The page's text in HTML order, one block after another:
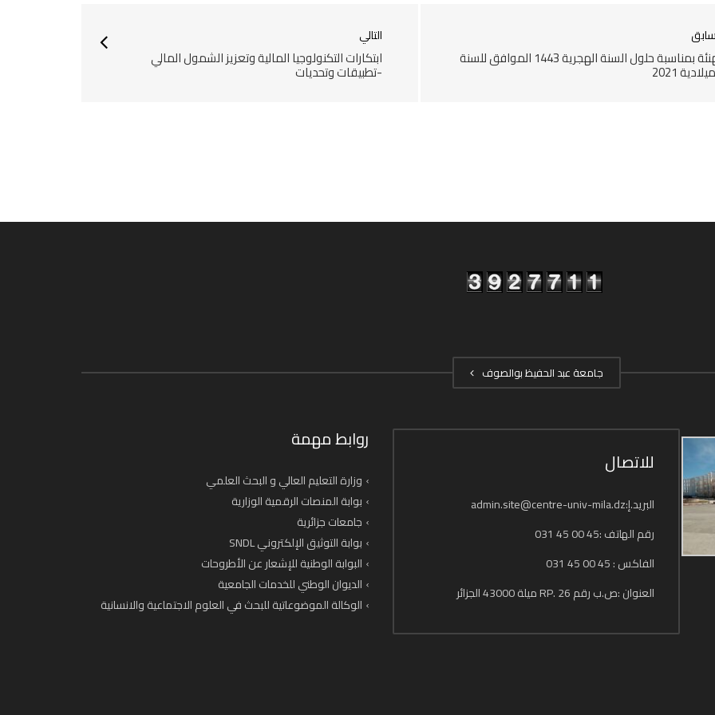
التالي
ابتكارات التكنولوجيا المالية وتعزيز الشمول المالي
-تطبيقات وتحديات
تهنئة بمناسبة حلول السنة الهجرية 1443 الموافق للسنة
2021
جامعة عبد الحفيظ بوالصوف
روابط مهمة
وزارة التعليم العالي و البحث العلمي
بوابة المنصات الرقمية الوزارية
جامعات جزائرية
بوابة التوثيق الإلكتروني SNDL
البوابة الوطنية للإشعار عن الأطروحات
الديوان الوطني للخدمات الجامعية
الوكالة الموضوعاتية للبحث في العلوم الاجتماعية والانسانية
للاتصال
البريد.إ:admin.site@centre-univ-mila.dz
رقم الهاتف :45 00 45 031
الفاكس : 45 00 45 031
العنوان :ص.ب رقم 26 .RP ميلة 43000 الجزائر